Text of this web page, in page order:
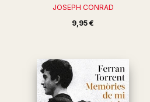
JOSEPH CONRAD
9,95 €